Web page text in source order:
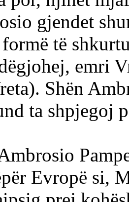
gjendet
të
emri
Shën
ta shpjegoj
Evropë si,